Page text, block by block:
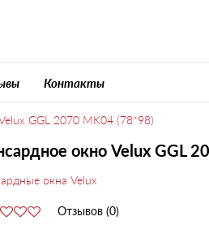
Контакты
GGL 2070 MK04 (78*98)
окно Velux GGL
окна Velux
Отзывов (0)